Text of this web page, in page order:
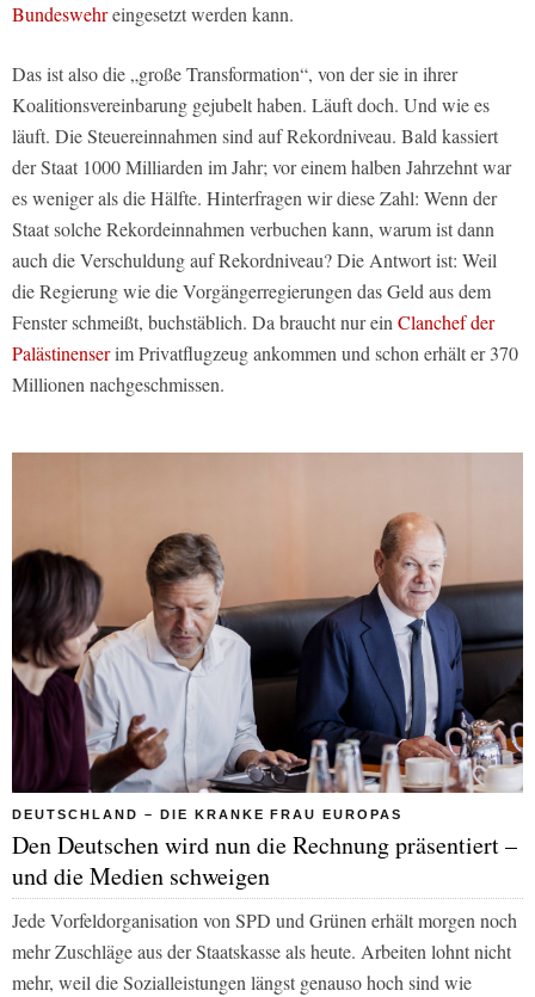
Bundeswehreingesetzt werden kann.
Das ist also die „große Transformation“, von der sie in ihrer
Koalitionsvereinbarung gejubelt haben. Läuft doch. Und wie es
läuft. Die Steuereinnahmen sind auf Rekordniveau. Bald kassiert
der Staat 1000 Milliarden im Jahr; vor einem halben Jahrzehnt war
es weniger als die Hälfte. Hinterfragen wir diese Zahl: Wenn der
Staat solche Rekordeinnahmen verbuchen kann, warum ist dann
auch die Verschuldung auf Rekordniveau? Die Antwort ist: Weil
die Regierung wie die Vorgängerregierungen das Geld aus dem
Fenster schmeißt, buchstäblich. Da braucht nur einClanchef der
Palästinenserim Privatflugzeug ankommen und schon erhält er 370
Millionen nachgeschmissen.
DEUTSCHLAND – DIE KRANKE FRAU EUROPAS
Den Deutschen wird nun die Rechnung präsentiert –
und die Medien schweigen
Jede Vorfeldorganisation von SPD und Grünen erhält morgen noch
mehr Zuschläge aus der Staatskasse als heute. Arbeiten lohnt nicht
mehr, weil die Sozialleistungen längst genauso hoch sind wie